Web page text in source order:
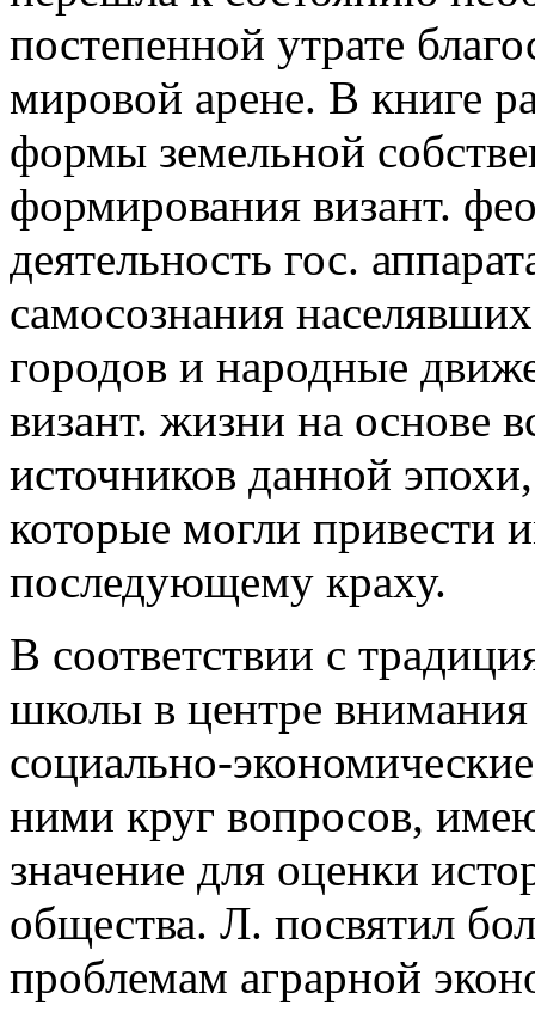
постепенной утрате
мировой арене. В книге
формы земельной
формирования визант.
деятельность гос.
самосознания
городов и народные
визант. жизни на основе
источников данной
которые могли привести
последующему краху.
В соответствии с
школы в центре внимания
социально-
ними круг вопросов,
значение для оценки
общества. Л. посвятил
проблемам аграрной